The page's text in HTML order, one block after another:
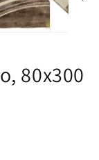
80x300